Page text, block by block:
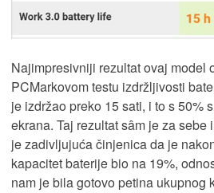
Najimpresivniji rezultat ovaj model
PCMarkovom testu izdržljivosti
je izdržao preko 15 sati, i to s 50%
ekrana. Taj rezultat sâm je za sebe
je zadivljujuća činjenica da je
kapacitet baterije bio na 19%,
nam je bila gotovo petina ukupnog